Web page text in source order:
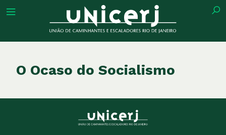
O Ocaso do Socialismo